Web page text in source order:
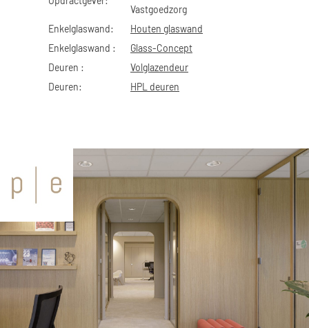
Vastgoedzorg
Enkelglaswand:
Houten glaswand
Enkelglaswand :
Glass-Concept
Deuren :
Volglazendeur
Deuren:
HPL deuren